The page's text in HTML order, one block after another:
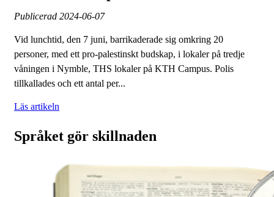
Publicerad 2024-06-07
Vid lunchtid, den 7 juni, barrikaderade sig omkring 20
personer, med ett pro-palestinskt budskap, i lokaler på tredje
våningen i Nymble, THS lokaler på KTH Campus. Polis
tillkallades och ett antal per...
Läs artikeln
Språket gör skillnaden